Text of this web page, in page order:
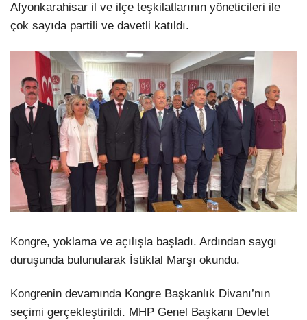
Afyonkarahisar il ve ilçe teşkilatlarının yöneticileri ile
çok sayıda partili ve davetli katıldı.
Kongre, yoklama ve açılışla başladı. Ardından saygı
duruşunda bulunularak İstiklal Marşı okundu.
Kongrenin devamında Kongre Başkanlık Divanı’nın
seçimi gerçekleştirildi. MHP Genel Başkanı Devlet